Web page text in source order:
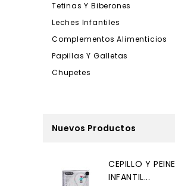
Tetinas Y Biberones
Leches Infantiles
Complementos Alimenticios
Papillas Y Galletas
Chupetes
Nuevos Productos
CEPILLO Y PEINE
INFANTIL...